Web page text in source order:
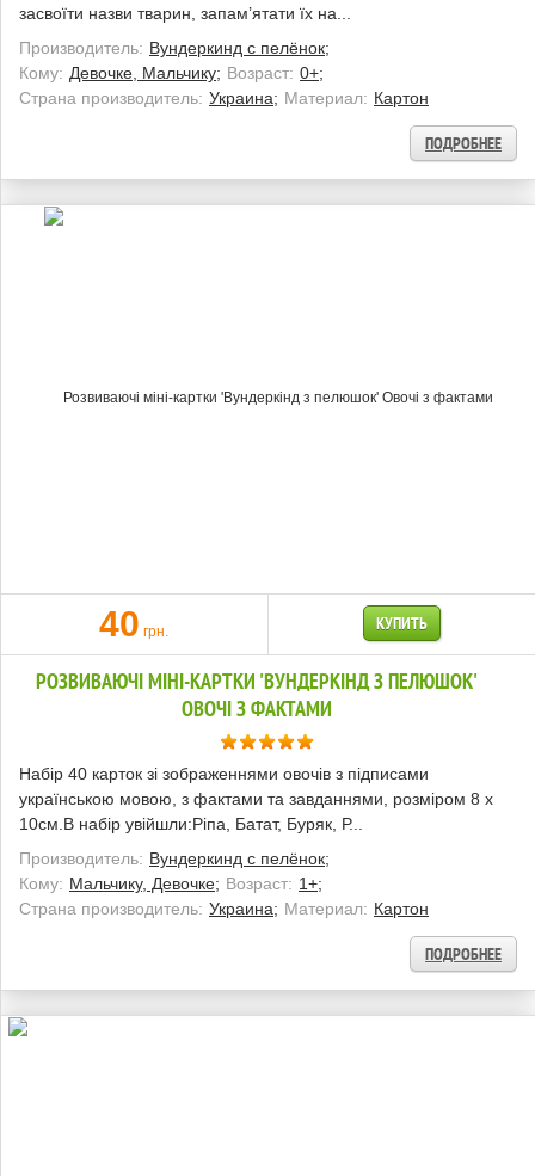
засвоїти назви тварин, запам’ятати їх на...
Производитель: Вундеркинд с пелёнок;
Кому: Девочке, Мальчику; Возраст: 0+;
Страна производитель: Украина; Материал: Картон
ПОДРОБНЕЕ
40 грн. КУПИТЬ
РОЗВИВАЮЧІ МІНІ-КАРТКИ 'ВУНДЕРКІНД З ПЕЛЮШОК'
ОВОЧІ З ФАКТАМИ
Набір 40 карток зі зображеннями овочів з підписами
українською мовою, з фактами та завданнями, розміром 8 х
10см.В набір увійшли:Ріпа, Батат, Буряк, Р...
Производитель: Вундеркинд с пелёнок;
Кому: Мальчику, Девочке; Возраст: 1+;
Страна производитель: Украина; Материал: Картон
ПОДРОБНЕЕ